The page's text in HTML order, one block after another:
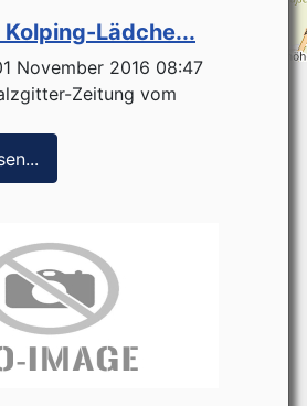
Kolping-Lädche...
November 2016 08:47
Zeitung vom